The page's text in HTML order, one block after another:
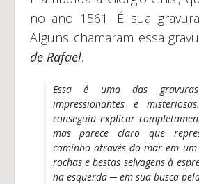
no ano 1561. É sua
Alguns chamaram essa
de Rafael.
Essa é uma das
impressionantes e
conseguiu explicar
mas parece claro que
caminho através do mar em
rochas e bestas selvagens à
na esquerda ─ em sua busca